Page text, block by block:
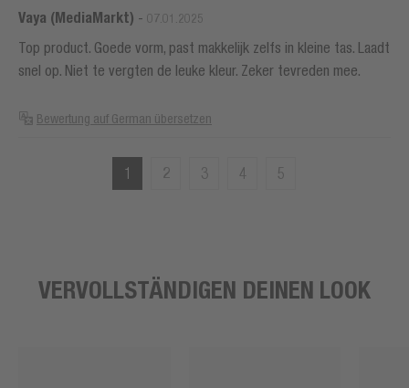
Vaya (MediaMarkt) - 07.01.2025
Top product. Goede vorm, past makkelijk zelfs in kleine tas. Laadt
snel op. Niet te vergten de leuke kleur. Zeker tevreden mee.
Bewertung auf German übersetzen
1 2 3 4 5
VERVOLLSTÄNDIGEN DEINEN LOOK